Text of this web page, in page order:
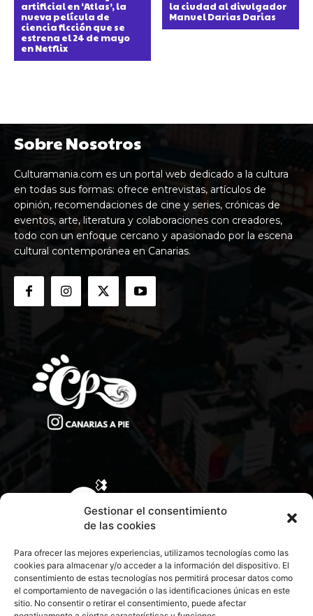
Gestionar el consentimiento
de las cookies
Para ofrecer las mejores experiencias, utilizamos tecnologías como las
cookies para almacenar y/o acceder a la información del dispositivo. El
consentimiento de estas tecnologías nos permitirá procesar datos como
el comportamiento de navegación o las identificaciones únicas en este
sitio. No consentir o retirar el consentimiento, puede afectar
artificial en ‘Atlas’, la
nueva película de
ciencia ficción que se
estrena el 24 de mayo
en Netflix
la ciudad al divulgador
Manuel Darias Darias
Sobre Nosotros
Culturamania.com es un portal web dedicado a la cultura
en todas sus formas: ofrece entrevistas, artículos de
opinión, recomendaciones de cine y series, crónicas de
eventos, arte, literatura y colaboraciones con creadores,
todo con un enfoque cercano y apasionado por la escena
cultural contemporánea en Canarias.